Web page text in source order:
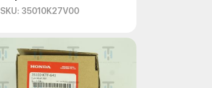
SKU: 35010K27V00